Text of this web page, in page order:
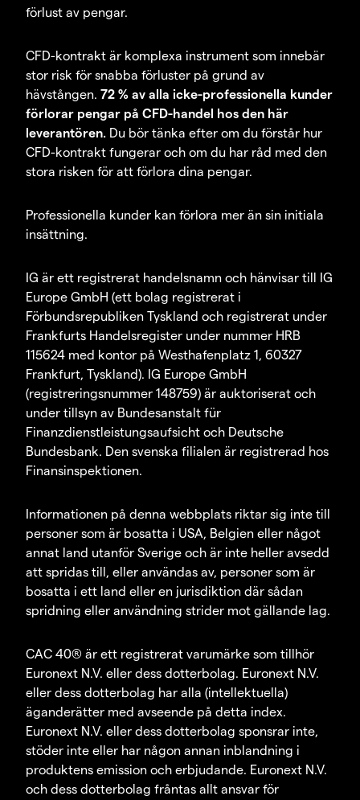
förlust av pengar.
CFD-kontrakt är komplexa instrument som innebär
stor risk för snabba förluster på grund av
hävstången. 72 % av alla icke-professionella kunder
förlorar pengar på CFD-handel hos den här
leverantören. Du bör tänka efter om du förstår hur
CFD-kontrakt fungerar och om du har råd med den
stora risken för att förlora dina pengar.
Professionella kunder kan förlora mer än sin initiala
insättning.
IG är ett registrerat handelsnamn och hänvisar till IG
Europe GmbH (ett bolag registrerat i
Förbundsrepubliken Tyskland och registrerat under
Frankfurts Handelsregister under nummer HRB
115624 med kontor på Westhafenplatz 1, 60327
Frankfurt, Tyskland). IG Europe GmbH
(registreringsnummer 148759) är auktoriserat och
under tillsyn av Bundesanstalt für
Finanzdienstleistungsaufsicht och Deutsche
Bundesbank. Den svenska filialen är registrerad hos
Finansinspektionen.
Informationen på denna webbplats riktar sig inte till
personer som är bosatta i USA, Belgien eller något
annat land utanför Sverige och är inte heller avsedd
att spridas till, eller användas av, personer som är
bosatta i ett land eller en jurisdiktion där sådan
spridning eller användning strider mot gällande lag.
CAC 40® är ett registrerat varumärke som tillhör
Euronext N.V. eller dess dotterbolag. Euronext N.V.
eller dess dotterbolag har alla (intellektuella)
äganderätter med avseende på detta index.
Euronext N.V. eller dess dotterbolag sponsrar inte,
stöder inte eller har någon annan inblandning i
produktens emission och erbjudande. Euronext N.V.
och dess dotterbolag fråntas allt ansvar för